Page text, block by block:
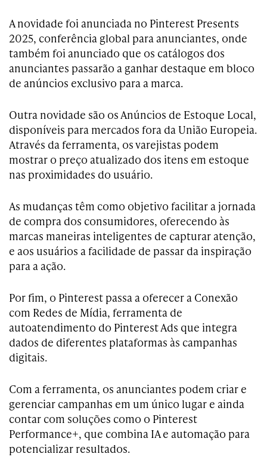
A novidade foi anunciada no Pinterest Presents
2025, conferência global para anunciantes, onde
também foi anunciado que os catálogos dos
anunciantes passarão a ganhar destaque em bloco
de anúncios exclusivo para a marca.
Outra novidade são os Anúncios de Estoque Local,
disponíveis para mercados fora da União Europeia.
Através da ferramenta, os varejistas podem
mostrar o preço atualizado dos itens em estoque
nas proximidades do usuário.
As mudanças têm como objetivo facilitar a jornada
de compra dos consumidores, oferecendo às
marcas maneiras inteligentes de capturar atenção,
e aos usuários a facilidade de passar da inspiração
para a ação.
Por fim, o Pinterest passa a oferecer a Conexão
com Redes de Mídia, ferramenta de
autoatendimento do Pinterest Ads que integra
dados de diferentes plataformas às campanhas
digitais.
Com a ferramenta, os anunciantes podem criar e
gerenciar campanhas em um único lugar e ainda
contar com soluções como o Pinterest
Performance+, que combina IA e automação para
potencializar resultados.